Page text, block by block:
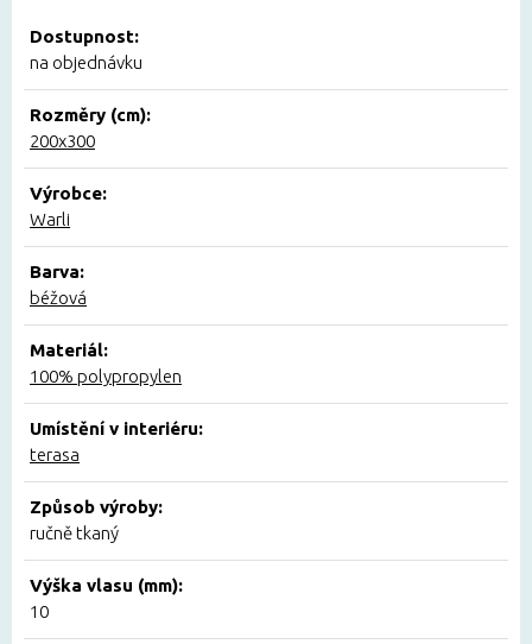
Dostupnost:
na objednávku
Rozměry (cm):
200x300
Výrobce:
Warli
Barva:
béžová
Materiál:
100% polypropylen
Umístění v interiéru:
terasa
Způsob výroby:
ručně tkaný
Výška vlasu (mm):
10